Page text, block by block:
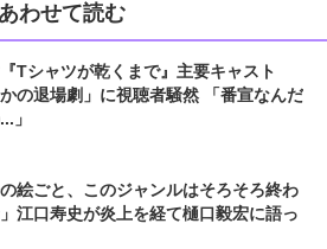
あわせて読む
『Tシャツが乾くまで』主要キャスト
かの退場劇」に視聴者騒然 「番宣なんだ
」
の絵ごと、このジャンルはそろそろ終わ
江口寿史が炎上を経て樋口毅宏に語っ